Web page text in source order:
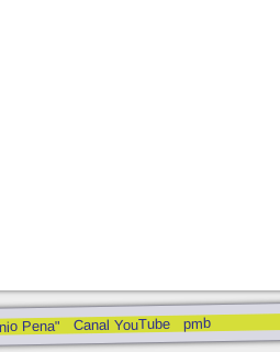
Pena" Canal YouTube pmb